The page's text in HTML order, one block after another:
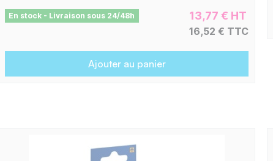
En stock - Livraison sous 24/48h 13,77 € HT
16,52 € TTC
Ajouter au panier